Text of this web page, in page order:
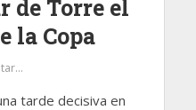
de Torre el
la Copa
tarde decisiva en